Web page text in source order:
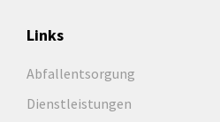
Links
Abfallentsorgung
Dienstleistungen